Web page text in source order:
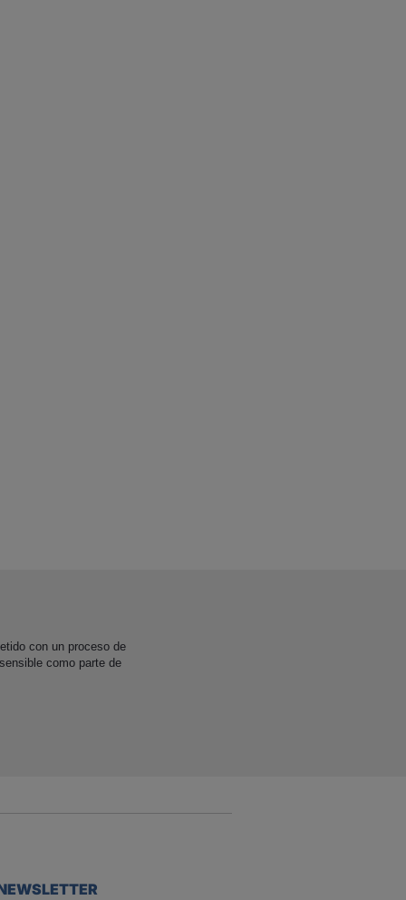
con un proceso de
como parte de